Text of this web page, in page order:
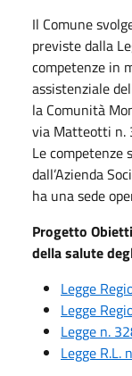
Il Comune
previste dalla
competenze in
assistenziale
la Comunità
via Matteotti n.
Le competenze
dall’Azienda
ha una sede
Progetto
della salute
Legge
Legge
Legge n.
Legge R.L.